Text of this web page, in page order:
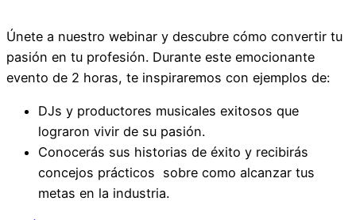
Únete a nuestro webinar y descubre cómo convertir tu
pasión en tu profesión. Durante este emocionante
evento de 2 horas, te inspiraremos con ejemplos de:
DJs y productores musicales exitosos que
lograron vivir de su pasión.
Conocerás sus historias de éxito y recibirás
concejos prácticos sobre como alcanzar tus
metas en la industria.